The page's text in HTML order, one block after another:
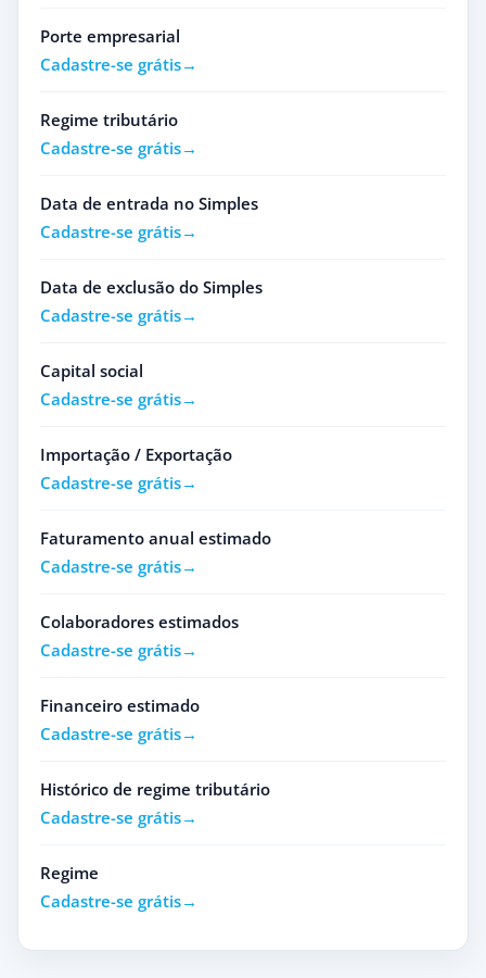
Porte empresarial
Cadastre-se grátis
Regime tributário
Cadastre-se grátis
Data de entrada no Simples
Cadastre-se grátis
Data de exclusão do Simples
Cadastre-se grátis
Capital social
Cadastre-se grátis
Importação / Exportação
Cadastre-se grátis
Faturamento anual estimado
Cadastre-se grátis
Colaboradores estimados
Cadastre-se grátis
Financeiro estimado
Cadastre-se grátis
Histórico de regime tributário
Cadastre-se grátis
Regime
Cadastre-se grátis